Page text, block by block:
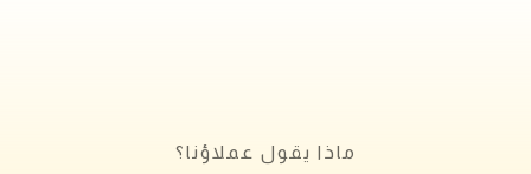
ماذا يقول عملاؤنا؟